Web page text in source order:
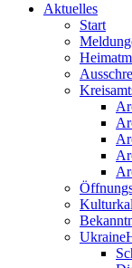
Aktuelles
Start